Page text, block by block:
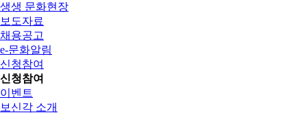
생생 문화현장
보도자료
채용공고
e-문화알림
신청참여
신청참여
이벤트
보신각 소개